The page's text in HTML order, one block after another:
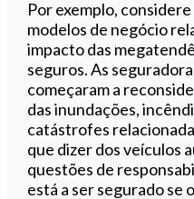
Por exemplo,
modelos de negócio
impacto das
seguros. As
começaram a
das inundações,
catástrofes
que dizer dos veículos
questões de
está a ser segurado se